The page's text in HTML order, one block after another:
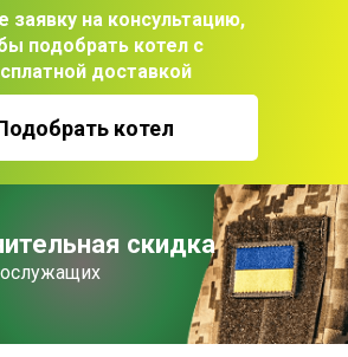
заявку на консультацию,
подобрать котел с
доставкой
котел
скидка